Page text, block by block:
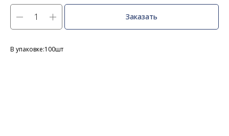
Заказать
В упаковке:100шт